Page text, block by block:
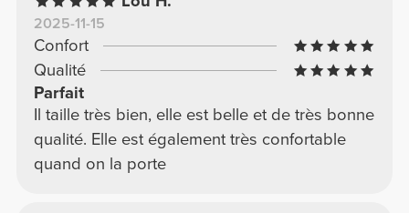
2025-11-15
Confort
Qualité
Parfait
Il taille très bien, elle est belle et de très bonne
qualité. Elle est également très confortable
quand on la porte